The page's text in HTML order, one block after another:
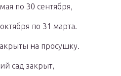
по 30 сентября,
по 31 марта.
на просушку.
сад закрыт,